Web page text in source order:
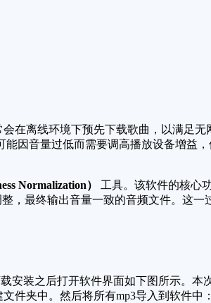
在离线环境下预先下载歌曲，以满足
因音量过低而需要调高播放设备增益
Normalization） 工具。该软件的核心
，最终输出音量一致的音频文件。这
装之后打开软件界面如下图所示。本
件夹中。然后将所有mp3导入到软件中：